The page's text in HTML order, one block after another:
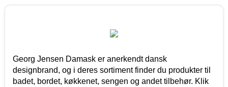
Georg Jensen Damask er anerkendt dansk
designbrand, og i deres sortiment finder du produkter til
badet, bordet, køkkenet, sengen og andet tilbehør. Klik